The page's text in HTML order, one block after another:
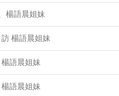
楊語晨姐妹
楊語晨姐妹
語晨姐妹
語晨姐妹